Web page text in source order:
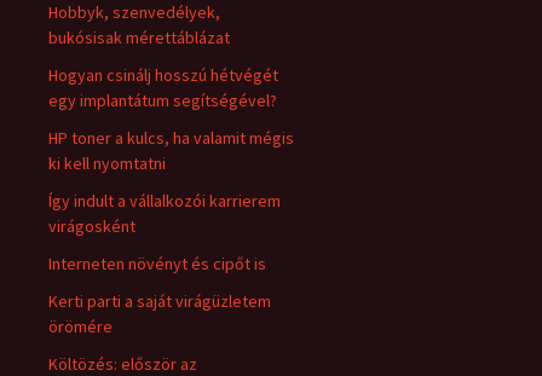
Hobbyk, szenvedélyek,
bukósisak mérettáblázat
Hogyan csinálj hosszú hétvégét
egy implantátum segítségével?
HP toner a kulcs, ha valamit mégis
ki kell nyomtatni
Így indult a vállalkozói karrierem
virágosként
Interneten növényt és cipőt is
Kerti parti a saját virágüzletem
örömére
Költözés: először az